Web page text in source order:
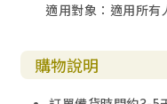
適用對象：適用所有
購物說明